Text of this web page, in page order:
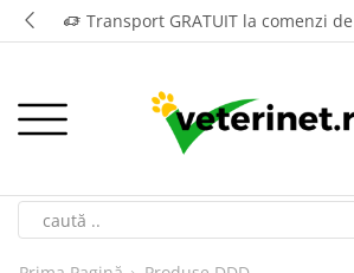
Transport GRATUIT la comenzi